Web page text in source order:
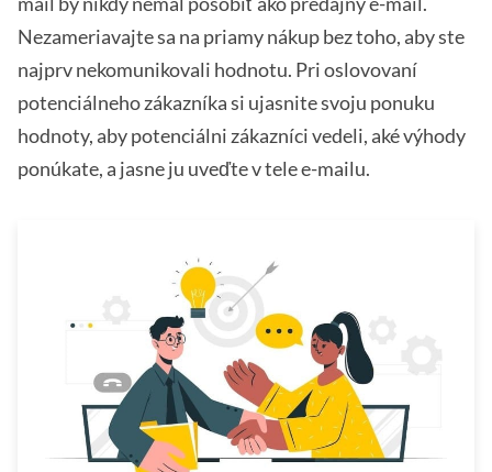
Nezameriavajte sa na priamy nákup bez toho, aby ste
najprv nekomunikovali hodnotu. Pri oslovovaní
potenciálneho zákazníka si ujasnite svoju ponuku
hodnoty, aby potenciálni zákazníci vedeli, aké výhody
ponúkate, a jasne ju uveďte v tele e-mailu.